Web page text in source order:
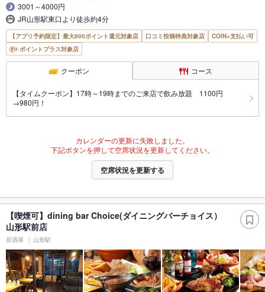
3001～4000円
JR山形駅東口より徒歩約4分
【アプリ予約限定】最大800ポイント還元対象店 口コミ投稿特典対象店
COIN+支払い可
ポイントプラス対象店
クーポン コース
【タイムクーポン】17時～19時までのご来店で飲み放題 1100円
→980円！
カレンダーの更新に失敗しました。
下記ボタンを押して空席状況を更新してください。
空席状況を更新する
【喫煙可】dining bar Choice(ダイニングバーチョイス）
山形駅前店
居酒屋 山形駅